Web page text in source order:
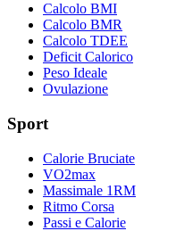
Calcolo BMI
Calcolo BMR
Calcolo TDEE
Deficit Calorico
Peso Ideale
Ovulazione
Sport
Calorie Bruciate
VO2max
Massimale 1RM
Ritmo Corsa
Passi e Calorie